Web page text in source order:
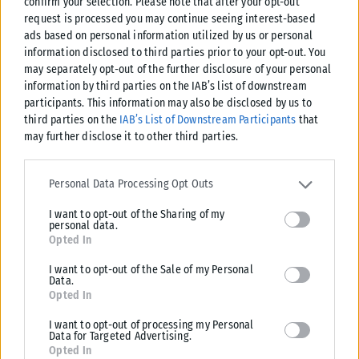
request is processed you may continue seeing interest-based
ads based on personal information utilized by us or personal
information disclosed to third parties prior to your opt-out. You
may separately opt-out of the further disclosure of your personal
information by third parties on the IAB’s list of downstream
participants. This information may also be disclosed by us to
third parties on the IAB’s List of Downstream Participants that
may further disclose it to other third parties.
Please note that this website/app uses one or more Google
services and may gather and store information including but not
deny consent to Google and its third-party tags to use your data
for below specified purposes in below Google consent section.
Personal Data Processing Opt Outs
I want to opt-out of the Sharing of my
personal data.
Opted In
I want to opt-out of the Sale of my Personal
Data.
Opted In
I want to opt-out of processing my Personal
Data for Targeted Advertising.
Opted In
Εορτολόγιο σήμερα 11 Μαΐου: Ποιοι γιορτάζουν αυτή τη
Δευτέρα
Οι Άγιοι που τιμά η Εκκλησία, τα ονόματα που γιορτάζουν και τα
ΣΤΈΛΛΑ ΛΊΤΑΙΝΑ 11/05/2026